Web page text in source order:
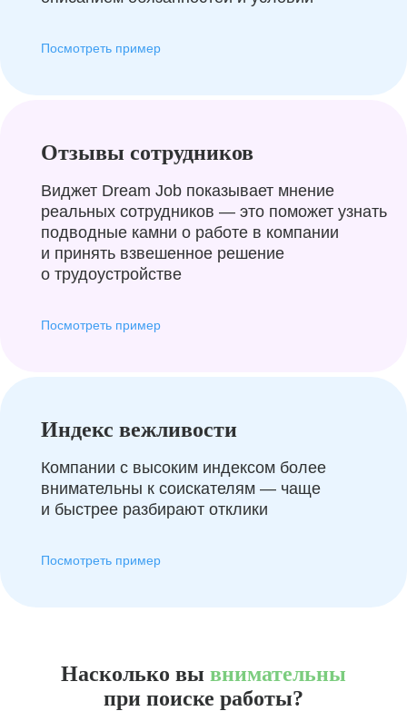
Посмотреть пример
Отзывы сотрудников
Виджет Dream Job показывает мнение
реальных сотрудников — это поможет узнать
подводные камни о работе в компании
и принять взвешенное решение
о трудоустройстве
Посмотреть пример
Индекс вежливости
Компании с высоким индексом более
внимательны к соискателям — чаще
и быстрее разбирают отклики
Посмотреть пример
Насколько вы внимательны
при поиске работы?